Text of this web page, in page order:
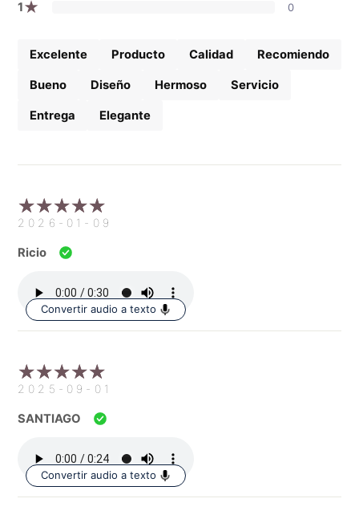
1★ 0
Excelente Producto Calidad Recomiendo
Bueno Diseño Hermoso Servicio
Entrega Elegante
2026-01-09
Ricio
Convertir audio a texto
2025-09-01
SANTIAGO
Convertir audio a texto